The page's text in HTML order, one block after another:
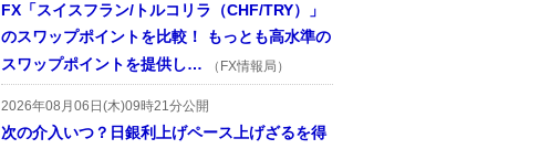
FX「スイスフラン/トルコリラ（CHF/TRY）」
のスワップポイントを比較！ もっとも高水準の
スワップポイントを提供し…
（FX情報局）
2026年08月06日(木)09時21分公開
次の介入いつ？日銀利上げペース上げざるを得